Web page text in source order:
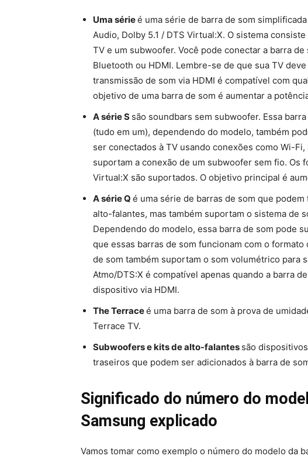
Uma sérieé uma série de barra de som
Audio, Dolby 5.1 / DTS Virtual:X. O sistema
TV e um subwoofer. Você pode conectar a barra
Bluetooth ou HDMI. Lembre-se de que sua TV
transmissão de som via HDMI é compatível com
objetivo de uma barra de som é aumentar a
A série S são soundbars sem subwoofer. Essa
(tudo em um), dependendo do modelo, também
ser conectados à TV usando conexões como Wi-
suportam a conexão de um subwoofer sem fio. Os
Virtual:X são suportados. O objetivo principal é
A série Q é uma série de barras de som que
alto-falantes, mas também suportam o sistema de
Dependendo do modelo, essa barra de som pode
que essas barras de som funcionam com o formato
de som também suportam o som volumétrico para
Atmo/DTS:X é compatível apenas quando a barra
dispositivo via HDMI.
The Terraceé uma barra de som à prova de
Terrace TV.
Subwoofers e kits de alto-falantes são
traseiros que podem ser adicionados à barra de
Significado do número do
Samsung explicado
Vamos tomar como exemplo o número do modelo da